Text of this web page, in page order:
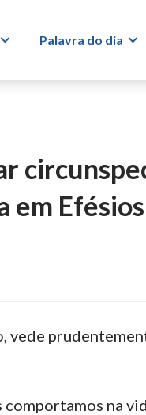
Palavra do dia
em
vede
na